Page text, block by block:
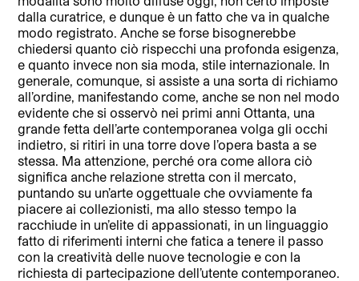
dalla curatrice, e dunque è un fatto che va in qualche
modo registrato. Anche se forse bisognerebbe
chiedersi quanto ciò rispecchi una profonda esigenza,
e quanto invece non sia moda, stile internazionale. In
generale, comunque, si assiste a una sorta di richiamo
all’ordine, manifestando come, anche se non nel modo
evidente che si osservò nei primi anni Ottanta, una
grande fetta dell’arte contemporanea volga gli occhi
indietro, si ritiri in una torre dove l’opera basta a se
stessa. Ma attenzione, perché ora come allora ciò
significa anche relazione stretta con il mercato,
puntando su un’arte oggettuale che ovviamente fa
piacere ai collezionisti, ma allo stesso tempo la
racchiude in un’elite di appassionati, in un linguaggio
fatto di riferimenti interni che fatica a tenere il passo
con la creatività delle nuove tecnologie e con la
richiesta di partecipazione dell’utente contemporaneo.